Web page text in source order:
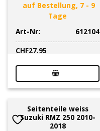
auf Bestellung, 7 - 9
Tage
Art-Nr:
612104
CHF27.95
Seitenteile weiss
Suzuki RMZ 250 2010-
2018